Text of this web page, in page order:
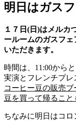
明日はガス
１７日(日)はメルカ
ールームのガスフ
いただきます。
時間は、11:00から
実演とフレンチプレ
コーヒー豆の販売
豆を買って帰ること
ちなみに明日はコロ